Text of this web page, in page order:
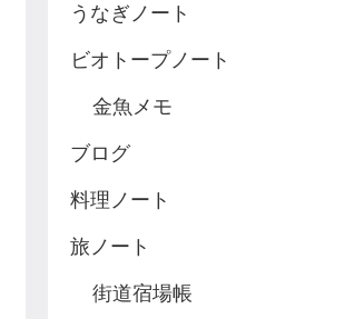
うなぎノート
ビオトープノート
金魚メモ
ブログ
料理ノート
旅ノート
街道宿場帳